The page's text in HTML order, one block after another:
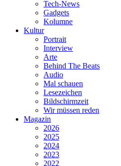
Tech-News
Gadgets
Kolumne
Kultur
Portrait
Interview
Arte
Behind The Beats
Audio
Mal schauen
Lesezeichen
Bildschirmzeit
Wir müssen reden
Magazin
2026
2025
2024
2023
2022